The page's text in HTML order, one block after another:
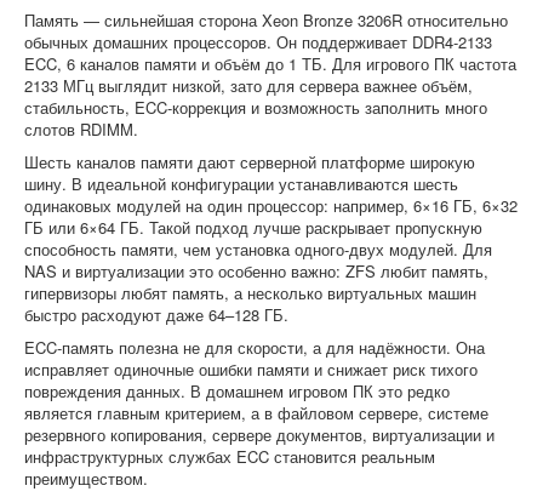
Память — сильнейшая сторона Xeon Bronze 3206R относительно
обычных домашних процессоров. Он поддерживает DDR4-2133
ECC, 6 каналов памяти и объём до 1 ТБ. Для игрового ПК частота
2133 МГц выглядит низкой, зато для сервера важнее объём,
стабильность, ECC-коррекция и возможность заполнить много
слотов RDIMM.
Шесть каналов памяти дают серверной платформе широкую
шину. В идеальной конфигурации устанавливаются шесть
одинаковых модулей на один процессор: например, 6×16 ГБ, 6×32
ГБ или 6×64 ГБ. Такой подход лучше раскрывает пропускную
способность памяти, чем установка одного-двух модулей. Для
NAS и виртуализации это особенно важно: ZFS любит память,
гипервизоры любят память, а несколько виртуальных машин
быстро расходуют даже 64–128 ГБ.
ECC-память полезна не для скорости, а для надёжности. Она
исправляет одиночные ошибки памяти и снижает риск тихого
повреждения данных. В домашнем игровом ПК это редко
является главным критерием, а в файловом сервере, системе
резервного копирования, сервере документов, виртуализации и
инфраструктурных службах ECC становится реальным
преимуществом.